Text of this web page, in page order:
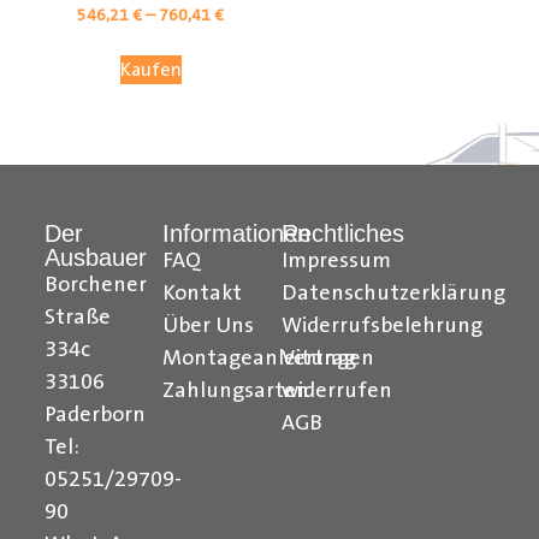
Citroen Berlingo Radkastenschutz, Citroen Jumpy
Radkastenschutz, Citroen Jumper Radkastenschutz,
Citroen Nemo Radkastenschutz, Dacia Dokker
Radkastenschutz, Fiat Doblo Cargo Radkastenschutz,
Fiat Scudo Radkastenschutz, Fiat Ducato
Radkastenschutz, Fiat Fiorino Radkastenschutz, Fiat
Talento Radkastenschutz, Ford Transit Courier
Radkastenschutz, Ford Connect Radkastenschutz, Ford
546,21€–760,41€
Kaufen
Der
Ausbauer
Borchener
Straße
334c
33106
Paderborn
Tel:
05251/29709-
90
Informationen
FAQ
Kontakt
Über Uns
Montageanleitungen
Zahlungsarten
Rechtliches
Impressum
Datenschutzerklärung
Widerrufsbelehrung
Vertrag
widerrufen
AGB